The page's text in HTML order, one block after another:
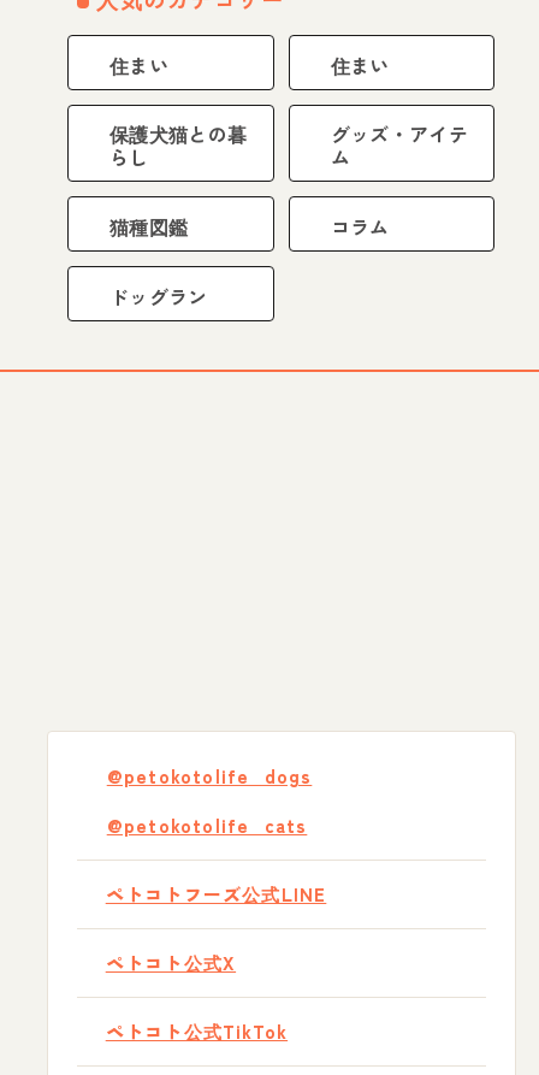
住まい 住まい
保護犬猫との暮
らし
グッズ・アイテ
ム
猫種図鑑 コラム
ドッグラン
@petokotolife_dogs
@petokotolife_cats
ペトコトフーズ公式LINE
ペトコト公式X
ペトコト公式TikTok